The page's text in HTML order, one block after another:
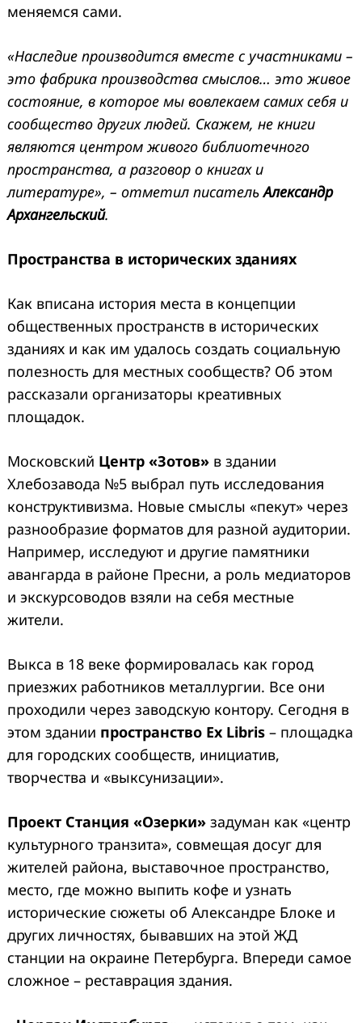
меняемся сами.
«Наследие производится вместе с участниками –
это фабрика производства смыслов… это живое
состояние, в которое мы вовлекаем самих себя и
сообщество других людей. Скажем, не книги
являются центром живого библиотечного
пространства, а разговор о книгах и
литературе», – отметил писательАлександр
Архангельский.
Пространства в исторических зданиях
Как вписана история места в концепции
общественных пространств в исторических
зданиях и как им удалось создать социальную
полезность для местных сообществ? Об этом
рассказали организаторы креативных
площадок.
Московский Центр «Зотов» в здании
Хлебозавода №5 выбрал путь исследования
конструктивизма. Новые смыслы «пекут» через
разнообразие форматов для разной аудитории.
Например, исследуют и другие памятники
авангарда в районе Пресни, а роль медиаторов
и экскурсоводов взяли на себя местные
жители.
Выкса в 18 веке формировалась как город
приезжих работников металлургии. Все они
проходили через заводскую контору. Сегодня в
этом здании пространство Ex Libris – площадка
для городских сообществ, инициатив,
творчества и «выксунизации».
Проект Станция «Озерки» задуман как «центр
культурного транзита», совмещая досуг для
жителей района, выставочное пространство,
место, где можно выпить кофе и узнать
исторические сюжеты об Александре Блоке и
других личностях, бывавших на этой ЖД
станции на окраине Петербурга. Впереди самое
сложное – реставрация здания.
Search
for: